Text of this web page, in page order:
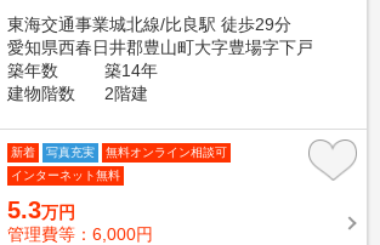
東海交通事業城北線/比良駅 徒歩29分
愛知県西春日井郡豊山町大字豊場字下戸
築年数
築14年
建物階数
2階建
新着 写真充実
無料オンライン相談可
インターネット無料
5.3万円
管理費等：6,000円